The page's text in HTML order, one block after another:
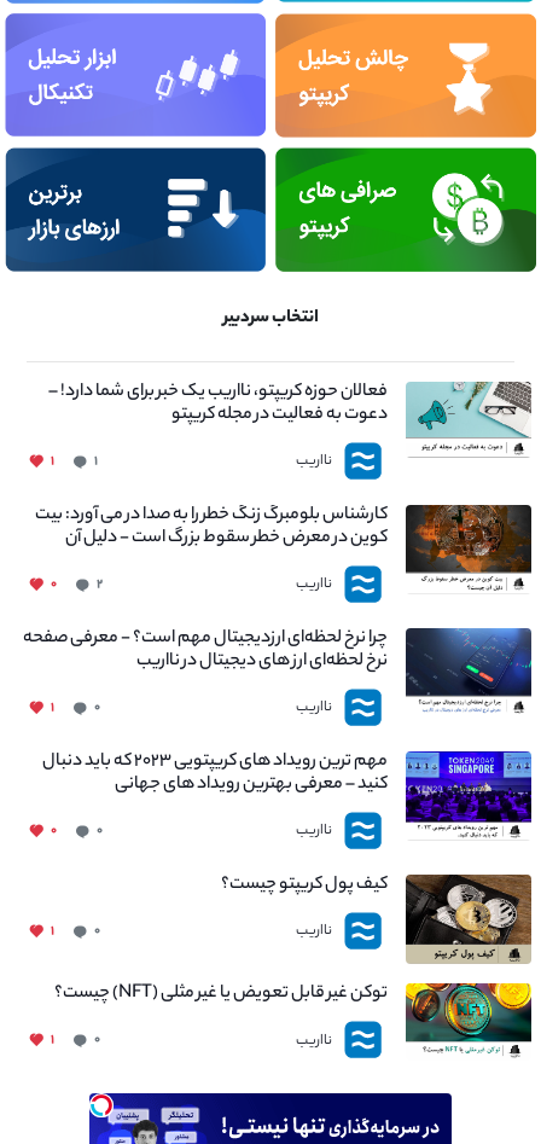
انتخاب سردبیر
فعالان حوزه کریپتو، نااریب یک خبر برای شما دارد! –
دعوت به فعالیت در مجله کریپتو
نااریب ۱ ۱
کارشناس بلومبرگ زنگ خطر را به صدا در می آورد: بیت
کوین در معرض خطر سقوط بزرگ است - دلیل آن
چیست؟
نااریب ۲ ۰
چرا نرخ لحظه‌ای ارزدیجیتال مهم است؟ - معرفی صفحه
نرخ لحظه‌ای ارز های دیجیتال در نااریب
نااریب ۰ ۱
مهم ترین رویداد های کریپتویی ۲۰۲۳ که باید دنبال
کنید – معرفی بهترین رویداد های جهانی
نااریب ۰ ۰
کیف پول کریپتو چیست؟
نااریب ۰ ۱
توکن غیر قابل تعویض یا غیر مثلی (NFT) چیست؟
نااریب ۰ ۱